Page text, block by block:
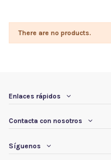
There are no products.
Enlaces rápidos
Contacta con nosotros
Síguenos